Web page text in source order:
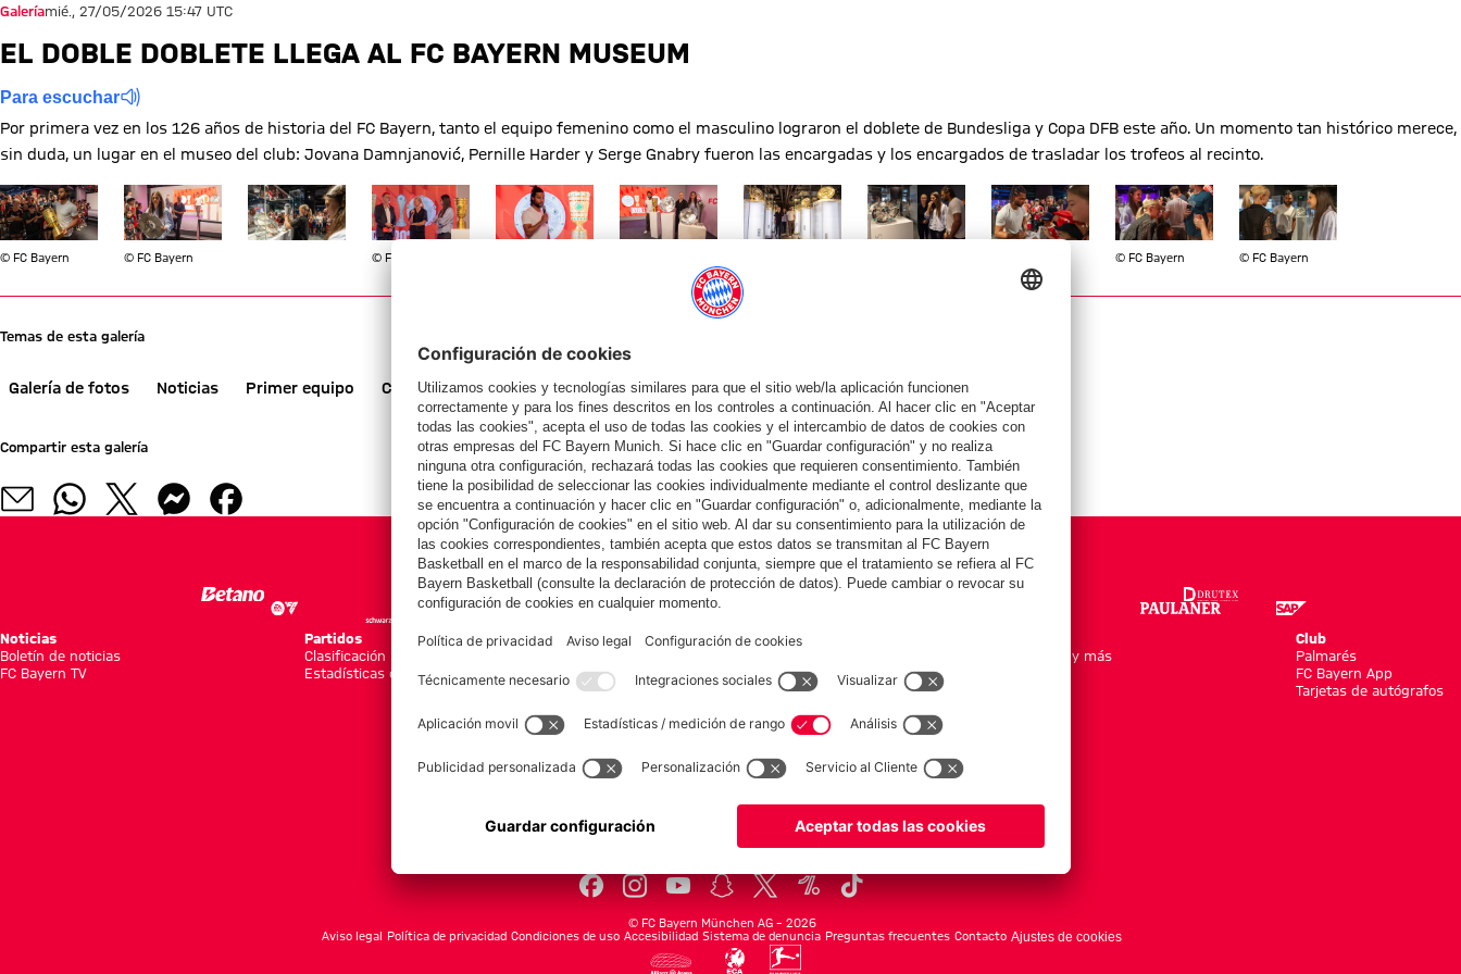
Galeríamié., 27/05/2026 15:47 UTC
EL DOBLE DOBLETE LLEGA AL FC BAYERN MUSEUM
Para escuchar
Por primera vez en los 126 años de historia del FC Bayern, tanto el equipo femenino como el masculino lograron el doblete de Bundesliga y Copa DFB este año. Un momento tan histórico merece,
sin duda, un lugar en el museo del club: Jovana Damnjanović, Pernille Harder y Serge Gnabry fueron las encargadas y los encargados de trasladar los trofeos al recinto.
Mostrar tamaño completo
© FC Bayern
Mostrar tamaño completo
© FC Bayern
Mostrar tamaño completoMostrar tamaño completo
© FC Bayern
Mostrar tamaño completoMostrar tamaño completoMostrar tamaño completoMostrar tamaño completoMostrar tamaño completoMostrar tamaño completo
© FC Bayern
Mostrar tamaño completo
© FC Bayern
Temas de esta galería
Galería de fotos Noticias Primer equipo Campeones de Copa 2026 Ganadores del doblete Serge Gnabry Femenino
Compartir esta galería
COLABORADOR
Noticias
Boletín de noticias
FC Bayern TV
Partidos
Clasificación
Estadísticas del equipo
Equipos
Esports
FC Bayern Leyendas
Equipaciones y más
Club
Palmarés
FC Bayern App
Tarjetas de autógrafos
© FC Bayern München AG – 2026
Aviso legal Política de privacidad Condiciones de uso Accesibilidad Sistema de denuncia Preguntas frecuentes Contacto Ajustes de cookies